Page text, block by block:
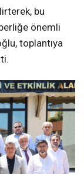
bu
önemli
toplantıya